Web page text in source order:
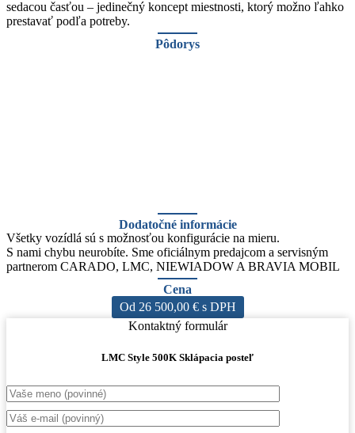
sedacou časťou – jedinečný koncept miestnosti, ktorý možno ľahko
prestavať podľa potreby.
Pôdorys
Dodatočné informácie
Všetky vozídlá sú s možnosťou konfigurácie na mieru.
S nami chybu neurobíte. Sme oficiálnym predajcom a servisným
partnerom CARADO, LMC, NIEWIADOW A BRAVIA MOBIL
Cena
Od 26 500,00 € s DPH
Kontaktný formulár
LMC Style 500K Sklápacia posteľ